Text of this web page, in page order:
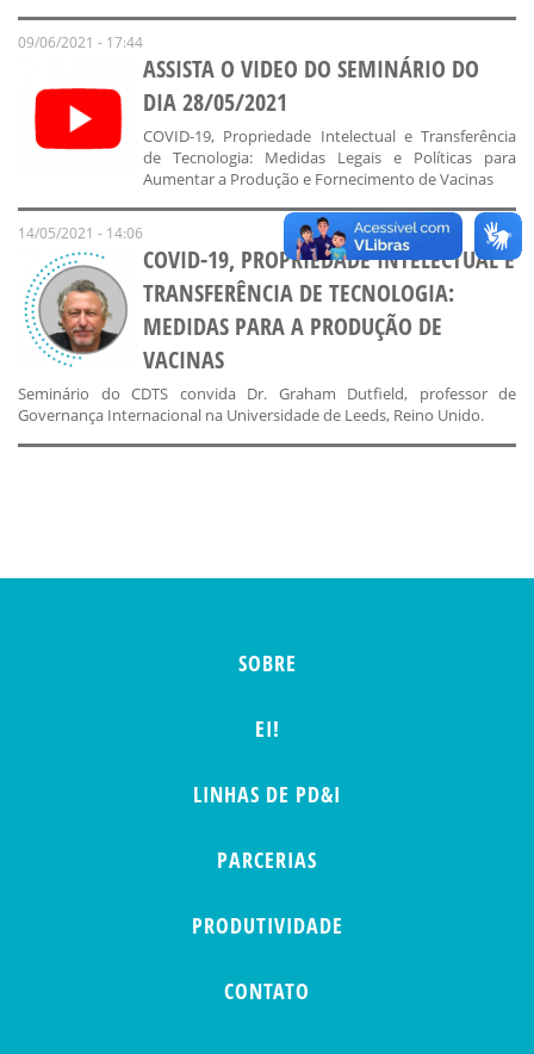
09/06/2021 - 17:44
ASSISTA O VIDEO DO SEMINÁRIO DO
DIA 28/05/2021
COVID-19, Propriedade Intelectual e Transferência
de Tecnologia: Medidas Legais e Políticas para
Aumentar a Produção e Fornecimento de Vacinas
14/05/2021 - 14:06
COVID-19, PROPRIEDADE INTELECTUAL E
TRANSFERÊNCIA DE TECNOLOGIA:
MEDIDAS PARA A PRODUÇÃO DE
VACINAS
Seminário do CDTS convida Dr. Graham Dutfield, professor de
Governança Internacional na Universidade de Leeds, Reino Unido.
SOBRE
EI!
LINHAS DE PD&I
PARCERIAS
PRODUTIVIDADE
CONTATO